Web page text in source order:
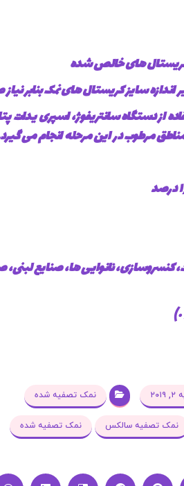
های خالص شده
اندازه سایز کریستال های نمک بنابر
از دستگاه سانتریفوژ، اسپری
مرطوب در این مرحله انجام می
نانوایی ها، صنایع
نمک تصفیه شده
نمک تصفیه سالکس نمک تصفیه شده